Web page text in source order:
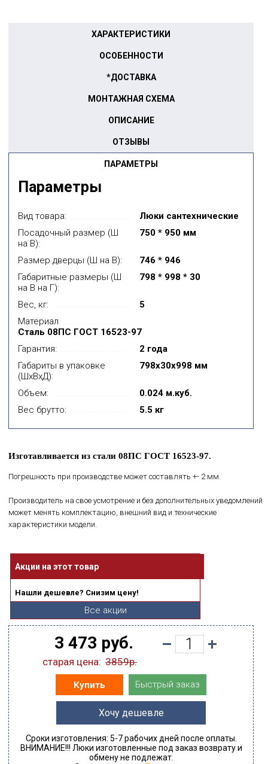
ПАРАМЕТРЫ
ХАРАКТЕРИСТИКИ
ОСОБЕННОСТИ
*ДОСТАВКА
МОНТАЖНАЯ СХЕМА
ОПИСАНИЕ
ОТЗЫВЫ
Параметры
Вид товара:
Люки сантехнические
Посадочный размер (Ш
на В):
750 * 950 мм
Размер дверцы (Ш на В):
746 * 946
Габаритные размеры (Ш
на В на Г):
798 * 998 * 30
Вес, кг:
5
Материал
Сталь 08ПС ГОСТ 16523-97
Гарантия:
2 года
Габариты в упаковке
(ШхВхД):
798x30x998 мм
Объем:
0.024 м.куб.
Вес брутто:
5.5 кг
Изготавливается из стали 08ПС ГОСТ 16523-97.
Погрешность при производстве может составлять +- 2 мм.
Производитель на свое усмотрение и без дополнительных уведомлений
может менять комплектацию, внешний вид и технические
характеристики модели.
Акции на этот товар
Нашли дешевле? Снизим цену!
Все акции
3 473 руб.
старая цена: 3859р.
Купить Быстрый заказ
Хочу дешевле
Сроки изготовления: 5-7 рабочих дней после оплаты.
ВНИМАНИЕ!!! Люки изготовленные под заказ возврату и
обмену не подлежат.